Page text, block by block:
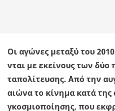
Οι αγώ­νες με­τα­ξύ του
νται με εκεί­νους των
τα­πο­λί­τευ­σης. Από την
αιώνα το κί­νη­μα κατά
γκο­σμιο­ποί­η­σης, που